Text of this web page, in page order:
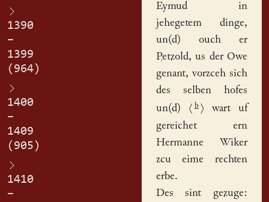
1390
–
1399
(964)
1400
–
1409
(905)
1410
–
Eymud in
jehegetem dinge,
un(d) ouch er
Petzold, us der Owe
genant, vorzceh sich
des selben hofes
un(d) ⟨ b ⟩ wart uf
gereichet ern
Hermanne Wiker
zcu eime rechten
erbe.
Des sint gezuge: